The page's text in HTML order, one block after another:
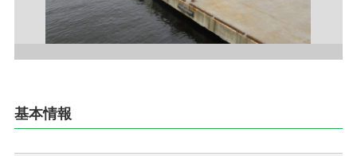
ご利用規約
基本情報